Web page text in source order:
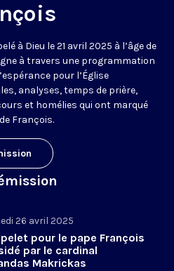
à Dieu le 21 avril 2025 à l’âge de
à travers une programmation
pour l’Église
analyses, temps de prière,
et homélies qui ont marqué
François.
26 avril 2025
pour le pape François
par le cardinal
Makrickas